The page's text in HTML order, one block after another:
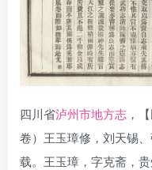
四川省泸州市地方志 ，
卷）王玉璋修，刘天锡
载。王玉璋，字克斋，